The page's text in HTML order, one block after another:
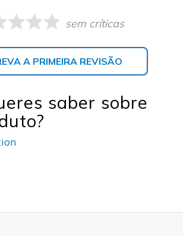
sem críticas
A PRIMEIRA REVISÃO
saber sobre